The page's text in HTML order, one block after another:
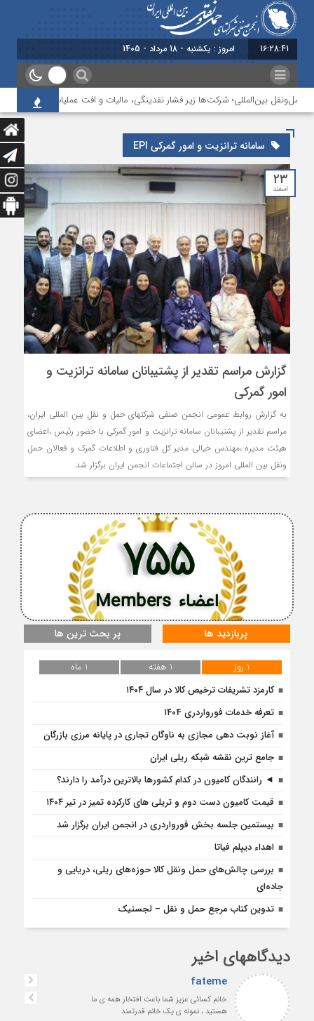
16:28:42 امروز : یکشنبه - 18 مرداد - 1405
بین‌المللی؛ شرکت‌ها زیر فشار نقدینگی، مالیات و افت عملیات
سامانه ترانزيت و امور گمرکي EPI
۲۳
اسفند
گزارش مراسم تقدیر از پشتیبانان سامانه ترانزیت و
امور گمرکی
به گزارش روابط عمومي انجمن صنفي شرکتهاي حمل و نقل بين المللي ايران،
مراسم تقدیر از پشتیبانان سامانه ترانزیت و امور گمرکی با حضور رئیس ،اعضای
هیئت مدیره ،مهندس خيالي مدير کل فناوري و اطلاعات گمرک و فعالان حمل
ونقل بین المللی امروز در سالن اجتماعات انجمن ایران برگزار شد.
اعضاء Members
755
پربازدید ها پر بحث ترین ها
1 روز 1 هفته
1 ماه
کارمزد تشریفات ترخیص کالا در سال ۱۴۰۴
تعرفه خدمات فورواردری ۱۴۰4
آغاز نوبت دهی مجازی به ناوگان تجاری در پایانه مرزی بازرگان
جامع ترین نقشه شبکه ریلی ایران
◄ رانندگان کامیون در کدام کشورها بالاترین درآمد را دارند؟
قیمت کامیون دست دوم و تریلی‌ های کارکرده تمیز در تیر ۱۴۰۴
بیستمین جلسه بخش فورواردری در انجمن ایران برگزار شد
اهداء دیپلم فیاتا
بررسی چالش‌های حمل ونقل کالا حوزه‌های ریلی، دریایی و
جاده‌ای
تدوین کتاب مرجع حمل و نقل – لجستیک
دیدگاههای اخیر
fateme
خانم کسائی عزیز شما باعث افتخار همه ی ما
هستید ، نمونه ی یک خانم قدرتمند